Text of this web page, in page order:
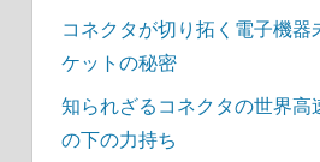
コネクタが切り拓く電子機器
ケットの秘密
知られざるコネクタの世界高
の下の力持ち